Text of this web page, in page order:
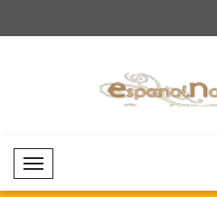
Mobil Menü